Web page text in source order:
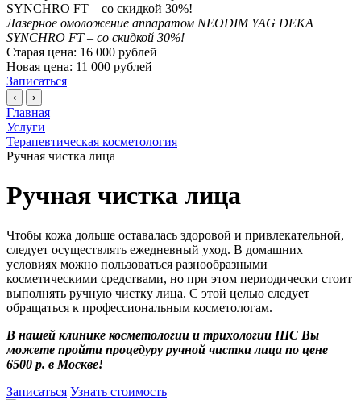
Лазерное омоложение аппаратом NEODIM YAG DEKA
SYNCHRO FT – со скидкой 30%!
Старая цена: 16 000 рублей
Новая цена: 11 000 рублей
Записаться
‹ ›
Главная
Услуги
Терапевтическая косметология
Ручная чистка лица
Ручная чистка лица
Чтобы кожа дольше оставалась здоровой и привлекательной,
следует осуществлять ежедневный уход. В домашних
условиях можно пользоваться разнообразными
косметическими средствами, но при этом периодически стоит
выполнять ручную чистку лица. С этой целью следует
обращаться к профессиональным косметологам.
В нашей клинике косметологии и трихологии IHC Вы
можете пройти процедуру ручной чистки лица по цене
6500 р. в Москве!
Записаться Узнать стоимость